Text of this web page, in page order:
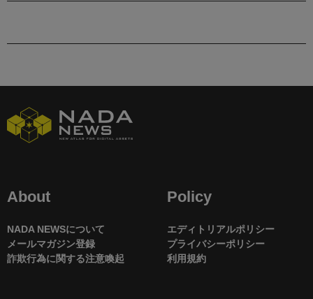
About
NADA NEWSについて
メールマガジン登録
詐欺行為に関する注意喚起
Policy
エディトリアルポリシー
プライバシーポリシー
利用規約